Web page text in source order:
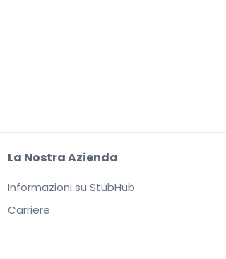
La Nostra Azienda
Informazioni su StubHub
Carriere